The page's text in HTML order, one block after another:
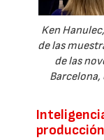
Ken
de las
de las
Barcelona,
producción